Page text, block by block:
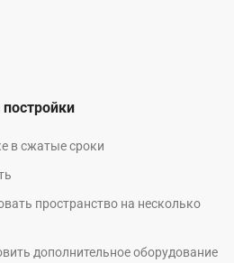
в сжатые сроки
пространство на несколько
дополнительное оборудование